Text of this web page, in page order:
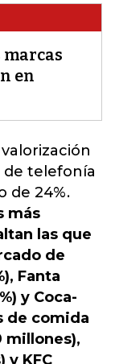
marcas
en
telefonía
de 24%.
más
las que
de
Fanta
y Coca-
de comida
millones),
y KFC